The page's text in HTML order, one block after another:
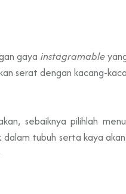
gaya instagramable
serat dengan kacang-
sebaiknya pilihlah
tubuh serta kaya